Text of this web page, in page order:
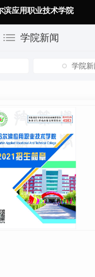
滨应用职业技术学院
学院新闻
学院新